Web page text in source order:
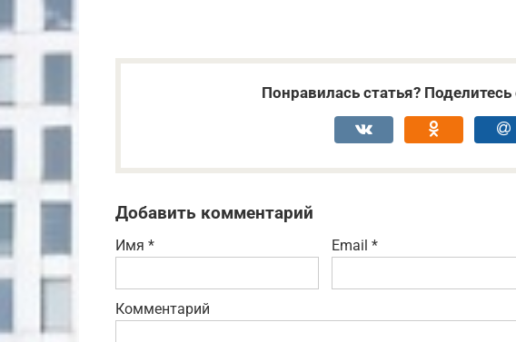
Понравилась статья?
Добавить комментарий
Имя * Email *
Комментарий